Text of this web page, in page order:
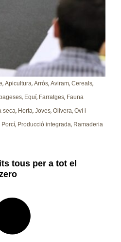
,Apicultura,Arròs,Aviram,Cereals,
, Equí, Farratges, Fauna
seca, Horta,Joves,Olivera,Oví i
Porcí, Producció integrada, Ramaderia
tous per a tot el